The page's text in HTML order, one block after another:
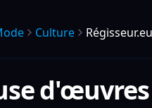
Culture